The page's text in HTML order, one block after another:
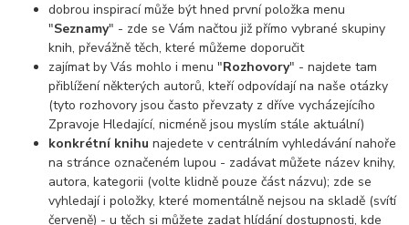
dobrou inspirací může být hned první položka menu
"Seznamy" - zde se Vám načtou již přímo vybrané skupiny
knih, převážně těch, které můžeme doporučit
zajímat by Vás mohlo i menu "Rozhovory" - najdete tam
přiblížení některých autorů, kteří odpovídají na naše otázky
(tyto rozhovory jsou často převzaty z dříve vycházejícího
Zpravoje Hledající, nicméně jsou myslím stále aktuální)
konkrétní knihu najedete v centrálním vyhledávání nahoře
na stránce označeném lupou - zadávat můžete název knihy,
autora, kategorii (volte klidně pouze část názvu); zde se
vyhledají i položky, které momentálně nejsou na skladě (svítí
červeně) - u těch si můžete zadat hlídání dostupnosti, kde